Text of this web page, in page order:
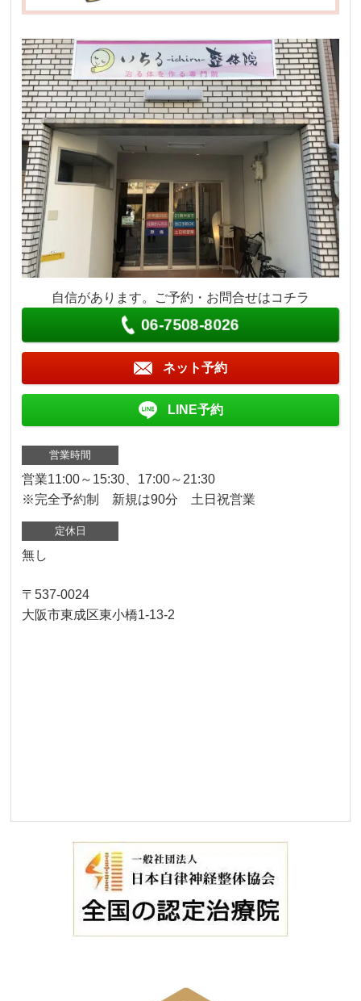
自信があります。ご予約・お問合せはコチラ
06-7508-8026
ネット予約
LINE予約
営業時間
営業11:00～15:30、17:00～21:30
※完全予約制 新規は90分 土日祝営業
定休日
無し
〒537-0024
大阪市東成区東小橋1-13-2